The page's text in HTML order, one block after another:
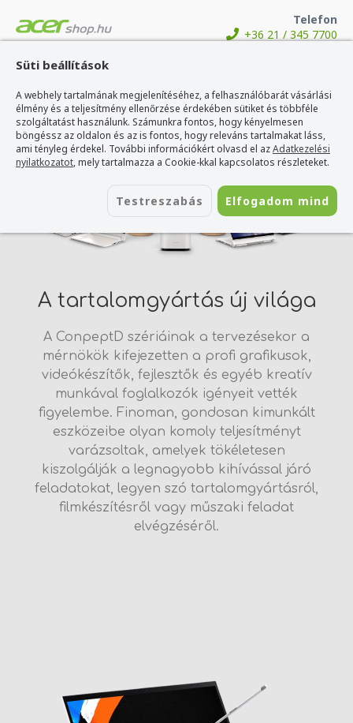
Süti beállítások
A webhely tartalmának megjelenítéséhez, a felhasználóbarát vásárlási
élmény és a teljesítmény ellenőrzése érdekében sütiket és többféle
szolgáltatást használunk. Számunkra fontos, hogy kényelmesen
böngéssz az oldalon és az is fontos, hogy releváns tartalmakat láss,
ami tényleg érdekel. További információkért olvasd el azAdatkezelési
nyilatkozatot, mely tartalmazza a Cookie-kkal kapcsolatos részleteket.
Testreszabás Elfogadom mind
Telefon
+36 21 / 345 7700
A tartalomgyártás új világa
A ConpeptD szériáinak a tervezésekor a
mérnökök kifejezetten a profi grafikusok,
videókészítők, fejlesztők és egyéb kreatív
munkával foglalkozók igényeit vették
figyelembe. Finoman, gondosan kimunkált
eszközeibe olyan komoly teljesítményt
varázsoltak, amelyek tökéletesen
kiszolgálják a legnagyobb kihívással járó
feladatokat, legyen szó tartalomgyártásról,
filmkészítésről vagy műszaki feladat
elvégzéséről.